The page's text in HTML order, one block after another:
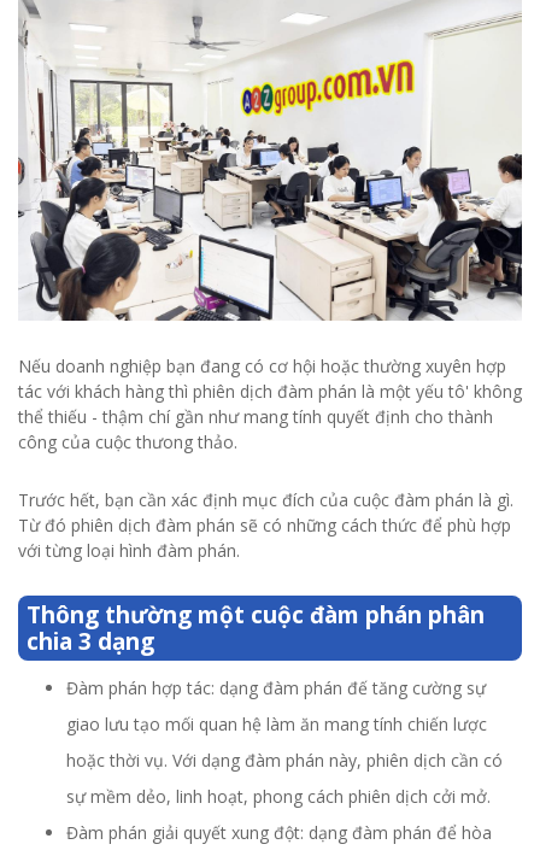
Nếu doanh nghiệp bạn đang có cơ hội hoặc thường xuyên hợp
tác với khách hàng thì phiên dịch đàm phán là một yếu tô' không
thể thiếu - thậm chí gần như mang tính quyết định cho thành
công của cuộc thưong thảo.
Trước hết, bạn cần xác định mục đích của cuộc đàm phán là gì.
Từ đó phiên dịch đàm phán sẽ có những cách thức để phù hợp
với từng loại hình đàm phán.
Thông thường một cuộc đàm phán phân
chia 3 dạng
Đàm phán hợp tác: dạng đàm phán đế tăng cường sự
giao lưu tạo mối quan hệ làm ăn mang tính chiến lược
hoặc thời vụ. Với dạng đàm phán này, phiên dịch cần có
sự mềm dẻo, linh hoạt, phong cách phiên dịch cởi mở.
Đàm phán giải quyết xung đột: dạng đàm phán để hòa